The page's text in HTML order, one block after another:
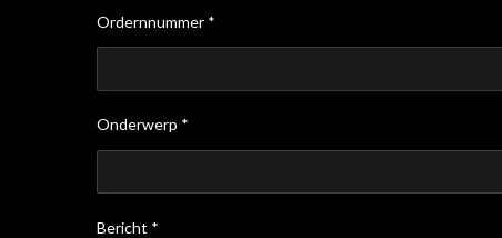
Ordernnummer *
Onderwerp *
Bericht *